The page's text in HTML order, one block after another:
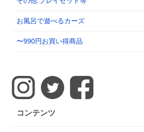
お風呂で遊べるカーズ
〜990円お買い得商品
コンテンツ